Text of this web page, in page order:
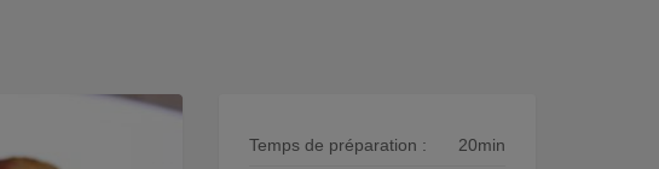
Temps de préparation : 20min